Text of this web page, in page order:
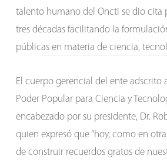
talento humano del Oncti se dio cita
tres décadas facilitando la
públicas en materia de ciencia,
El cuerpo gerencial del ente adscrito
Poder Popular para Ciencia y
encabezado por su presidente, Dr.
quien expresó que “hoy, como en
de construir recuerdos gratos de